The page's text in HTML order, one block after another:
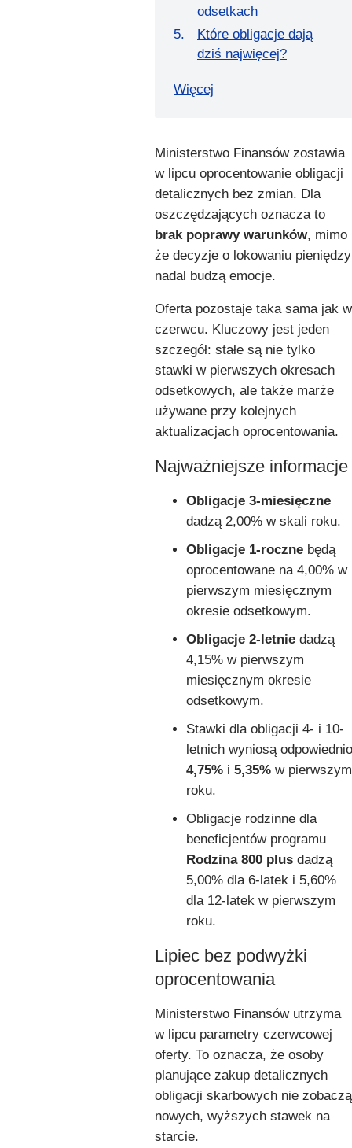
odsetkach
Które obligacje dają
dziś najwięcej?
Więcej
Ministerstwo Finansów zostawia
w lipcu oprocentowanie obligacji
detalicznych bez zmian. Dla
oszczędzających oznacza to
brak poprawy warunków, mimo
że decyzje o lokowaniu pieniędzy
nadal budzą emocje.
Oferta pozostaje taka sama jak w
czerwcu. Kluczowy jest jeden
szczegół: stałe są nie tylko
stawki w pierwszych okresach
odsetkowych, ale także marże
używane przy kolejnych
aktualizacjach oprocentowania.
Najważniejsze informacje
Obligacje 3-miesięczne
dadzą 2,00% w skali roku.
Obligacje 1-roczne będą
oprocentowane na 4,00% w
pierwszym miesięcznym
okresie odsetkowym.
Obligacje 2-letnie dadzą
4,15% w pierwszym
miesięcznym okresie
odsetkowym.
Stawki dla obligacji 4- i 10-
letnich wyniosą odpowiednio
4,75% i 5,35% w pierwszym
roku.
Obligacje rodzinne dla
beneficjentów programu
Rodzina 800 plus dadzą
5,00% dla 6-latek i 5,60%
dla 12-latek w pierwszym
roku.
Lipiec bez podwyżki
oprocentowania
Ministerstwo Finansów utrzyma
w lipcu parametry czerwcowej
oferty. To oznacza, że osoby
planujące zakup detalicznych
obligacji skarbowych nie zobaczą
nowych, wyższych stawek na
starcie.